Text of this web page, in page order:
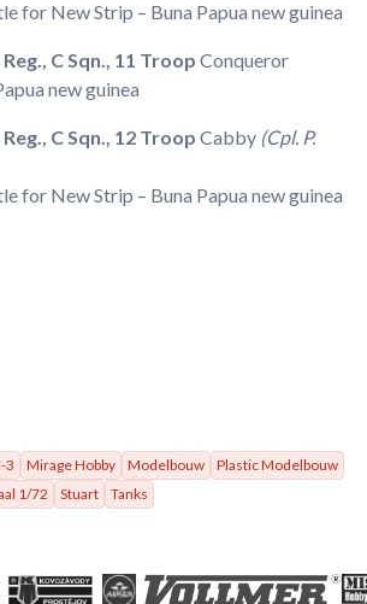
for New Strip – Buna Papua new guinea
C Sqn., 11 Troop Conqueror
new guinea
C Sqn., 12 Troop Cabby (Cpl. P.
for New Strip – Buna Papua new guinea
3 Mirage Hobby Modelbouw
Plastic Modelbouw
1/72 Stuart Tanks